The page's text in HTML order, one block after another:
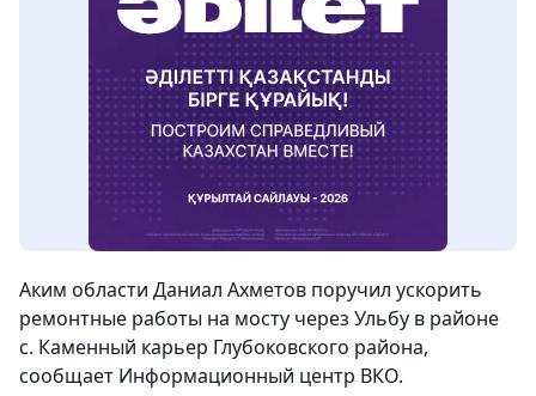
Аким области Даниал Ахметов поручил ускорить
ремонтные работы на мосту через Ульбу в районе
с. Каменный карьер Глубоковского района,
сообщает Информационный центр ВКО.